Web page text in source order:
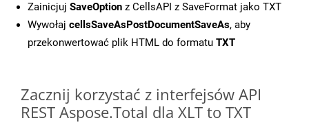
Zainicjuj SaveOption z CellsAPI z SaveFormat jako TXT
Wywołaj cellsSaveAsPostDocumentSaveAs, aby
przekonwertować plik HTML do formatu TXT
Zacznij korzystać z interfejsów API
REST Aspose.Total dla XLT to TXT